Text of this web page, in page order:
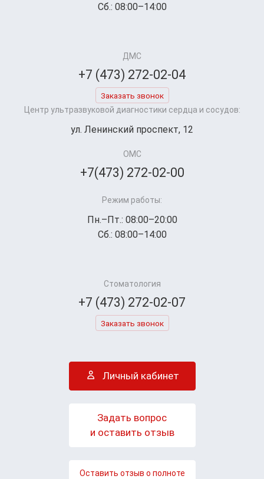
Сб.: 08:00–14:00
ДМС
+7 (473) 272-02-04
Заказать звонок
Центр ультразвуковой диагностики сердца и сосудов:
ул. Ленинский проспект, 12
ОМС
+7(473) 272-02-00
Режим работы:
Пн.–Пт.: 08:00–20:00
Сб.: 08:00–14:00
Стоматология
+7 (473) 272-02-07
Заказать звонок
Личный кабинет
Задать вопрос
и оставить отзыв
Оставить отзыв о полноте